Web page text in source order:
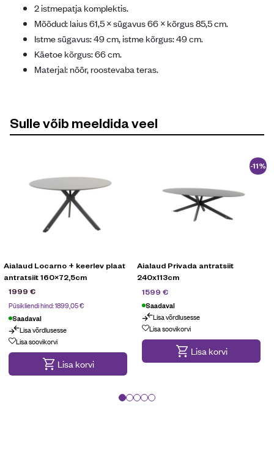
2 istmepatja komplektis.
Mõõdud: laius 61,5 × sügavus 66 × kõrgus 85,5 cm.
Istme sügavus: 49 cm, istme kõrgus: 49 cm.
Käetoe kõrgus: 66 cm.
Materjal: nöör, roostevaba teras.
Sulle võib meeldida veel
Aialaud Locarno + keerlev plaat
antratsiit 160×72,5cm
1999 €
Püsikliendi hind:1899,05€
Saadaval
Lisa võrdlusesse
Lisa soovikorvi
Lisa korvi
-11%
Aialaud Privada antratsiit
240x113cm
1599 €
Saadaval
Lisa võrdlusesse
Lisa soovikorvi
Lisa korvi